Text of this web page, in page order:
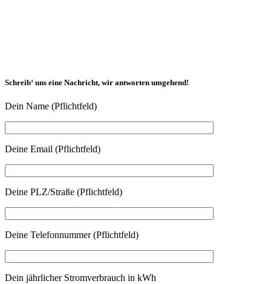
Schreib‘ uns eine Nachricht, wir antworten umgehend!
Dein Name (Pflichtfeld)
Deine Email (Pflichtfeld)
Deine PLZ/Straße (Pflichtfeld)
Deine Telefonnummer (Pflichtfeld)
Dein jährlicher Stromverbrauch in kWh